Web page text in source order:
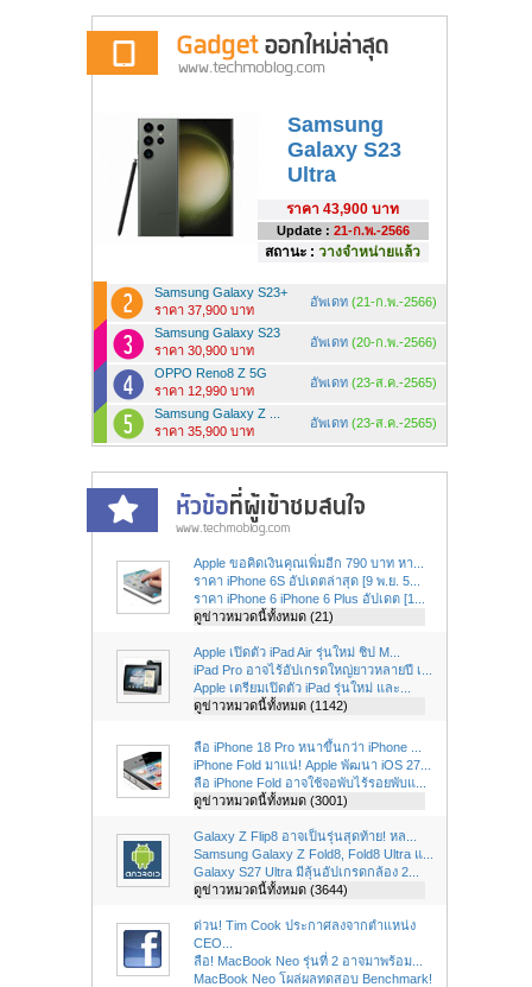
Samsung
Galaxy S23
Ultra
ราคา 43,900 บาท
Update : 21-ก.พ.-2566
สถานะ : วางจำหน่ายแล้ว
Samsung Galaxy S23+
ราคา 37,900 บาท
อัพเดท (21-ก.พ.-2566)
Samsung Galaxy S23
ราคา 30,900 บาท
อัพเดท (20-ก.พ.-2566)
OPPO Reno8 Z 5G
ราคา 12,990 บาท
อัพเดท (23-ส.ค.-2565)
Samsung Galaxy Z ...
ราคา 35,900 บาท
อัพเดท (23-ส.ค.-2565)
Apple ขอคิดเงินคุณเพิ่มอีก 790 บาท หา...
ราคา iPhone 6S อัปเดตล่าสุด [9 พ.ย. 5...
ราคา iPhone 6 iPhone 6 Plus อัปเดต [1...
ดูข่าวหมวดนี้ทั้งหมด (21)
Apple เปิดตัว iPad Air รุ่นใหม่ ชิป M...
iPad Pro อาจไร้อัปเกรดใหญ่ยาวหลายปี เ...
Apple เตรียมเปิดตัว iPad รุ่นใหม่ และ...
ดูข่าวหมวดนี้ทั้งหมด (1142)
ลือ iPhone 18 Pro หนาขึ้นกว่า iPhone ...
iPhone Fold มาแน่! Apple พัฒนา iOS 27...
ลือ iPhone Fold อาจใช้จอพับไร้รอยพับแ...
ดูข่าวหมวดนี้ทั้งหมด (3001)
Galaxy Z Flip8 อาจเป็นรุ่นสุดท้าย! หล...
Samsung Galaxy Z Fold8, Fold8 Ultra แ...
Galaxy S27 Ultra มีลุ้นอัปเกรดกล้อง 2...
ดูข่าวหมวดนี้ทั้งหมด (3644)
ด่วน! Tim Cook ประกาศลงจากตำแหน่ง
CEO...
ลือ! MacBook Neo รุ่นที่ 2 อาจมาพร้อม...
MacBook Neo โผล่ผลทดสอบ Benchmark!